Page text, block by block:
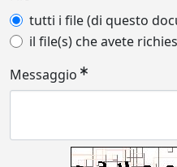
tutti i file (di questo
il file(s) che avete
Messaggio